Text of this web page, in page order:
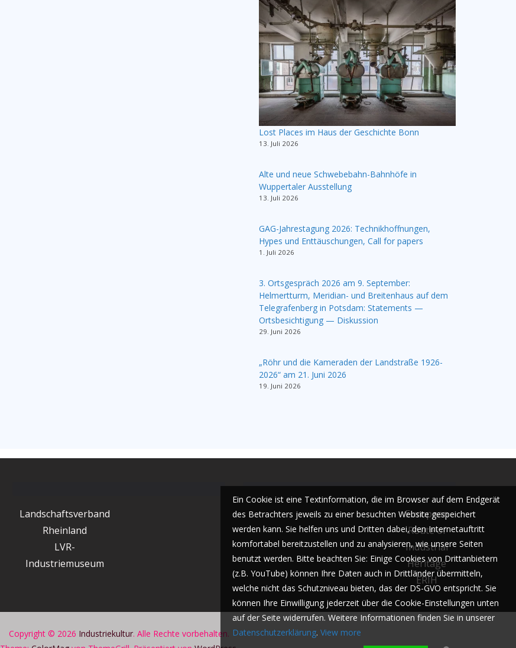
Lost Places im Haus der Geschichte Bonn
13. Juli 2026
Alte und neue Schwebebahn-Bahnhöfe in
Wuppertaler Ausstellung
13. Juli 2026
GAG-Jahrestagung 2026: Technikhoffnungen,
Hypes und Enttäuschungen, Call for papers
1. Juli 2026
3. Ortsgespräch 2026 am 9. September:
Helmertturm, Meridian- und Breitenhaus auf dem
Telegrafenberg in Potsdam: Statements —
Ortsbesichtigung — Diskussion
29. Juni 2026
„Röhr und die Kameraden der Landstraße 1926-
2026“ am 21. Juni 2026
19. Juni 2026
Landschaftsverband
Rheinland
LVR-
Industriemuseum
European
Route of
Industrial
Heritage
ERIH
Copyright © 2026 Industriekultur. Alle Rechte vorbehalten.
Ein Cookie ist eine Textinformation, die im Browser auf dem Endgerät
des Betrachters jeweils zu einer besuchten Website gespeichert
werden kann. Sie helfen uns und Dritten dabei, den Internetauftritt
komfortabel bereitzustellen und zu analysieren, wie unsere Seiten
benutzt werden. Bitte beachten Sie: Einige Cookies von Drittanbietern
(z.B. YouTube) können Ihre Daten auch in Drittländer übermitteln,
welche nicht das Schutzniveau bieten, das der DS-GVO entspricht. Sie
können Ihre Einwilligung jederzeit über die Cookie-Einstellungen unten
auf der Seite widerrufen. Weitere Informationen finden Sie in unserer
Datenschutzerklärung. View more